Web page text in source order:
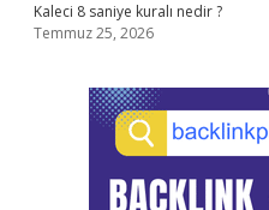
Kaleci 8 saniye kuralı nedir ?
Temmuz 25, 2026